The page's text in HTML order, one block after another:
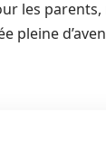
les
pleine